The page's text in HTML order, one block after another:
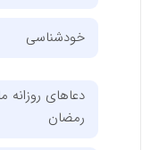
خودشناسی
دعاهای روزانه ماه
رمضان